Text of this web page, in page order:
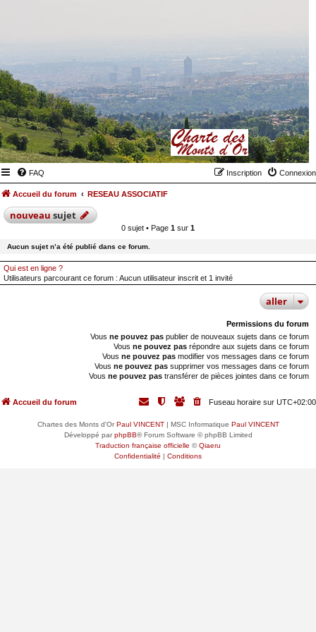
FAQ Connexion
Inscription
Accueil du forum RESEAU ASSOCIATIF
nouveausujet
0 sujet • Page 1 sur 1
Aucun sujet n’a été publié dans ce forum.
Qui est en ligne ?
Utilisateurs parcourant ce forum : Aucun utilisateur inscrit et 1 invité
aller
Permissions du forum
Vous ne pouvez pas publier de nouveaux sujets dans ce forum
Vous ne pouvez pas répondre aux sujets dans ce forum
Vous ne pouvez pas modifier vos messages dans ce forum
Vous ne pouvez pas supprimer vos messages dans ce forum
Vous ne pouvez pas transférer de pièces jointes dans ce forum
Accueil du forum Fuseau horaire sur UTC+02:00
Chartes des Monts d'OrPaul VINCENT| MSC Informatique Paul VINCENT
Développé parphpBB® Forum Software © phpBB Limited
Traduction française officielle ©Qiaeru
Confidentialité | Conditions